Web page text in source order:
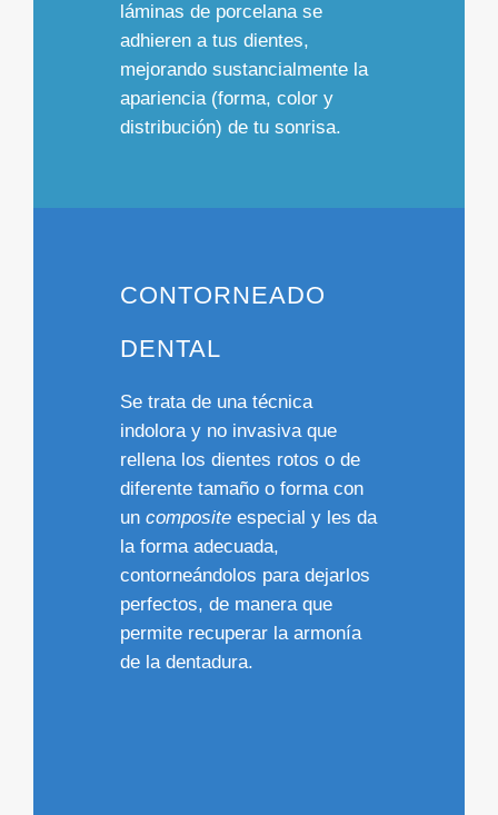
láminas de porcelanase
adhieren a tus dientes,
mejorando sustancialmente la
apariencia (forma, color y
distribución) de tu sonrisa.
CONTORNEADO
DENTAL
Se trata de una técnica
indolora y no invasivaque
rellena los dientes rotos o de
diferente tamaño o formacon
un compositeespecial y les da
la forma adecuada,
contorneándolos para dejarlos
perfectos, de manera que
permite recuperar la armonía
de la dentadura.